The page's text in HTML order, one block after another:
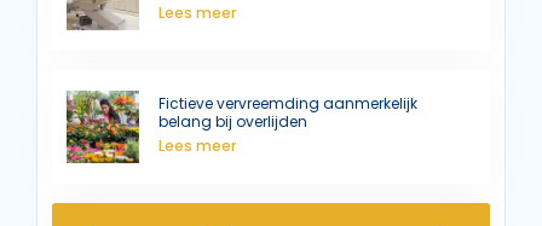
Lees meer
Fictieve vervreemding aanmerkelijk
belang bij overlijden
Lees meer